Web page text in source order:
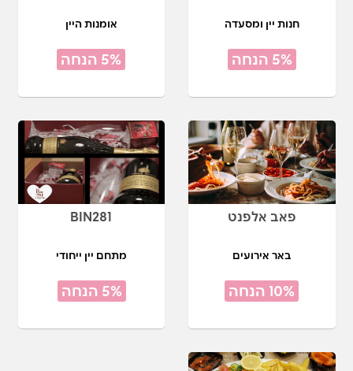
חנות יין ומסעדה
5% הנחה
אומנות היין
5% הנחה
פאב אלפנט
באר אירועים
10% הנחה
BIN281
מתחם יין ייחודי
5% הנחה